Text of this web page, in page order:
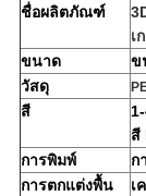
ชื่อผลิตภัณฑ์
เ
ขนาด
ข
วัสดุ
สี
สี
การพิมพ์
ก
การตกแต่งพื้น
เ